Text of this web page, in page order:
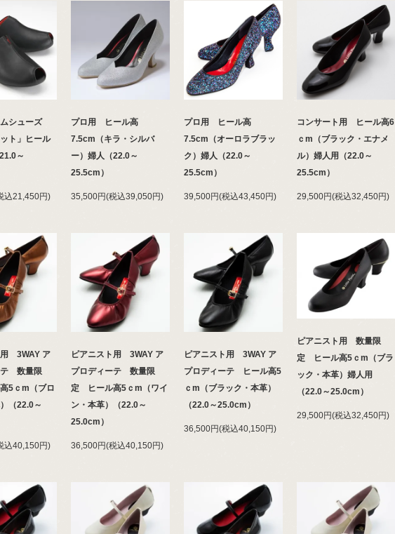
シューズ
ット」ヒール
～
込21,450円)
プロ用 ヒール高
7.5cm（キラ・シルバ
ー）婦人（22.0～
25.5cm）
35,500円(税込39,050円)
プロ用 ヒール高
7.5cm（オーロラブラッ
ク）婦人（22.0～
25.5cm）
39,500円(税込43,450円)
コンサート用 ヒール高6
ｃm（ブラック・エナメ
ル）婦人用（22.0～
25.5cm）
29,500円(税込32,450円)
用 3WAY ア
テ 数量限
5ｃm（ブロ
（22.0～
込40,150円)
ピアニスト用 3WAY ア
プロディーテ 数量限
定 ヒール高5ｃm（ワイ
ン・本革）（22.0～
25.0cm）
36,500円(税込40,150円)
ピアニスト用 3WAY ア
プロディーテ ヒール高5
ｃm（ブラック・本革）
（22.0～25.0cm）
36,500円(税込40,150円)
ピアニスト用 数量限
定 ヒール高5ｃm（ブラ
ック・本革）婦人用
（22.0～25.0cm）
29,500円(税込32,450円)